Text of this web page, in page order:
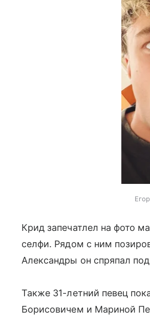
Крид запечатлел на фото
селфи. Рядом с ним
Александры он спряпал
Также 31-летний певец
Борисовичем и Мариной